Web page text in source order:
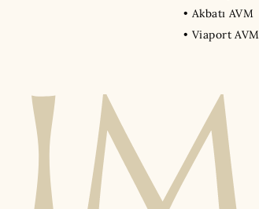
• Akbatı AVM
• Viaport AVM